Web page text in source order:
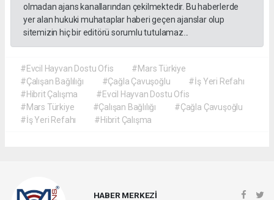
olmadan ajans kanallarından çekilmektedir. Bu haberlerde
yer alan hukuki muhataplar haberi geçen ajanslar olup
sitemizin hiç bir editörü sorumlu tutulamaz...
#Evcil Hayvan Dostu Ofis
#Mars Türkiye
#Çalışan Bağlılığı
#Çağla Çavuşoğlu
#İş Yeri Refahı
#Hibrit Çalışma
#Evcil Hayvan Dostu Ofis
#Mars Türkiye
#Çalışan Bağlılığı
#Çağla Çavuşoğlu
#İş Yeri Refahı
#Hibrit Çalışma
HABER MERKEZİ